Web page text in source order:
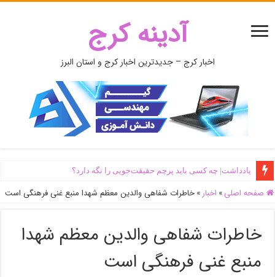
آدینه کرج
اخبار کرج – جدیدترین اخبار کرج و استان البرز
یادداشت| ‌چه کسی باید پرچم حقیقت‌جویی را نگه دارد؟
صفحه اصلی » اخبار » خاطرات شفاهی والدین معظم شهدا منبع غنی فرهنگی است
خاطرات شفاهی والدین معظم شهدا
منبع غنی فرهنگی است